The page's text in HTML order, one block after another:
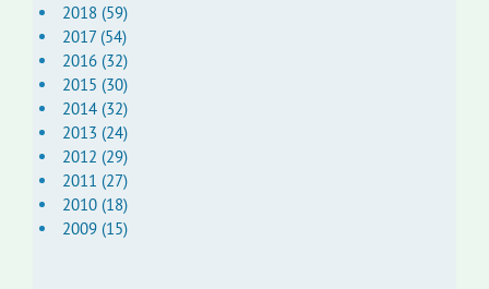
2018 (59)
2017 (54)
2016 (32)
2015 (30)
2014 (32)
2013 (24)
2012 (29)
2011 (27)
2010 (18)
2009 (15)